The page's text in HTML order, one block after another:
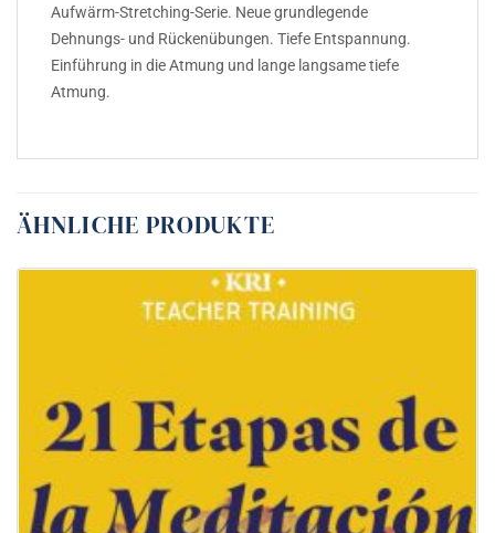
Aufwärm-Stretching-Serie. Neue grundlegende
Dehnungs- und Rückenübungen. Tiefe Entspannung.
Einführung in die Atmung und lange langsame tiefe
Atmung.
ÄHNLICHE PRODUKTE